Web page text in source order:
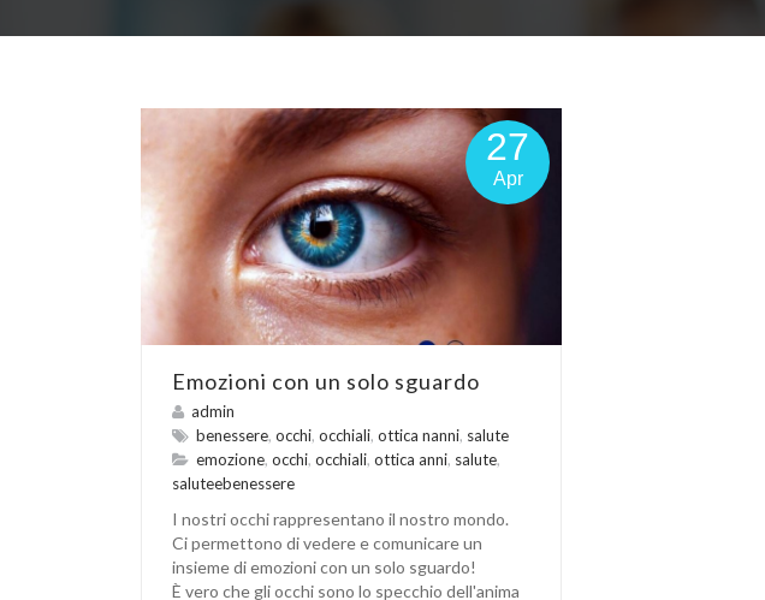
27
Apr
Emozioni con un solo sguardo
admin
benessere, occhi, occhiali, ottica nanni, salute
emozione, occhi, occhiali, ottica anni, salute,
saluteebenessere
I nostri occhi rappresentano il nostro mondo.
Ci permettono di vedere e comunicare un
insieme di emozioni con un solo sguardo!
È vero che gli occhi sono lo specchio dell'anima